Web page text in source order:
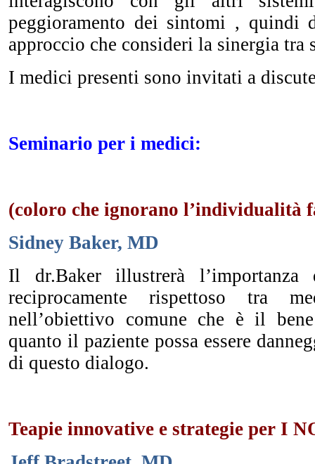
peggioramento dei sintomi , quindi
approccio che consideri la sinergia
I medici presenti sono invitati a
Seminario per i medici:
(coloro che ignorano l’individualità
Sidney Baker, MD
Il dr.Baker illustrerà l’importanza
reciprocamente rispettoso tra
nell’obiettivo comune che è il
quanto il paziente possa essere
di questo dialogo.
Teapie innovative e strategie per I